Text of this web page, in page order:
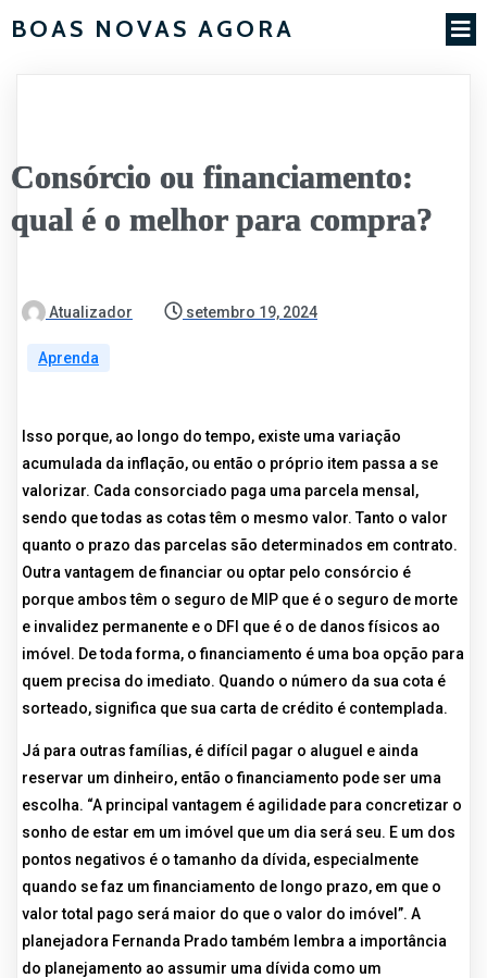
BOAS NOVAS AGORA
Consórcio ou financiamento:
qual é o melhor para compra?
Atualizador setembro 19, 2024
Aprenda
Isso porque, ao longo do tempo, existe uma variação
acumulada da inflação, ou então o próprio item passa a se
valorizar. Cada consorciado paga uma parcela mensal,
sendo que todas as cotas têm o mesmo valor. Tanto o valor
quanto o prazo das parcelas são determinados em contrato.
Outra vantagem de financiar ou optar pelo consórcio é
porque ambos têm o seguro de MIP que é o seguro de morte
e invalidez permanente e o DFI que é o de danos físicos ao
imóvel. De toda forma, o financiamento é uma boa opção para
quem precisa do imediato. Quando o número da sua cota é
sorteado, significa que sua carta de crédito é contemplada.
Já para outras famílias, é difícil pagar o aluguel e ainda
reservar um dinheiro, então o financiamento pode ser uma
escolha. “A principal vantagem é agilidade para concretizar o
sonho de estar em um imóvel que um dia será seu. E um dos
pontos negativos é o tamanho da dívida, especialmente
quando se faz um financiamento de longo prazo, em que o
valor total pago será maior do que o valor do imóvel”. A
planejadora Fernanda Prado também lembra a importância
do planejamento ao assumir uma dívida como um